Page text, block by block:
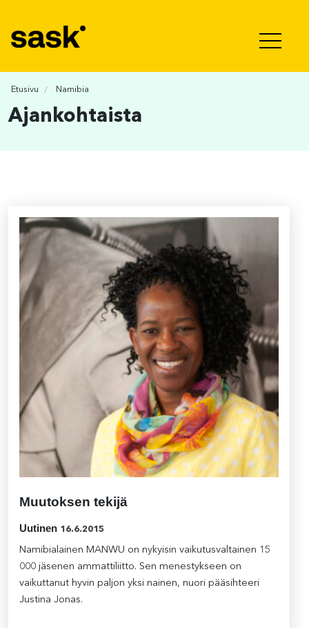
Etusivu Namibia
Ajankohtaista
Muutoksen tekijä
Uutinen 16.6.2015
Namibialainen MANWU on nykyisin vaikutusvaltainen 15
000 jäsenen ammattiliitto. Sen menestykseen on
vaikuttanut hyvin paljon yksi nainen, nuori pääsihteeri
Justina Jonas.